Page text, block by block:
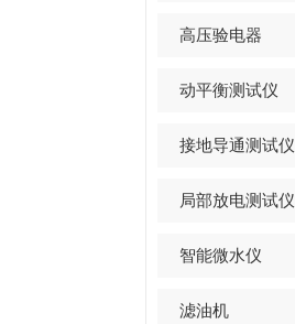
高压验电器
动平衡测试仪
接地导通测试仪
局部放电测试仪
智能微水仪
滤油机